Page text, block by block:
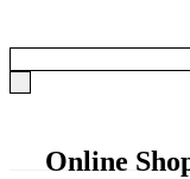
Online